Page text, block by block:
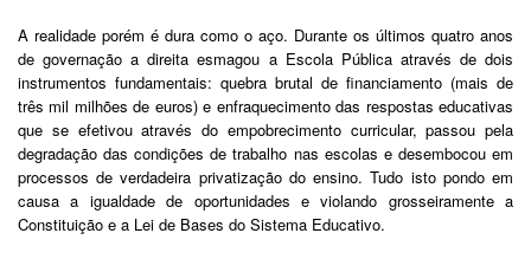
A realidade porém é dura como o aço. Durante os últimos quatro anos
de governação a direita esmagou a Escola Pública através de dois
instrumentos fundamentais: quebra brutal de financiamento (mais de
três mil milhões de euros) e enfraquecimento das respostas educativas
que se efetivou através do empobrecimento curricular, passou pela
degradação das condições de trabalho nas escolas e desembocou em
processos de verdadeira privatização do ensino. Tudo isto pondo em
causa a igualdade de oportunidades e violando grosseiramente a
Constituição e a Lei de Bases do Sistema Educativo.